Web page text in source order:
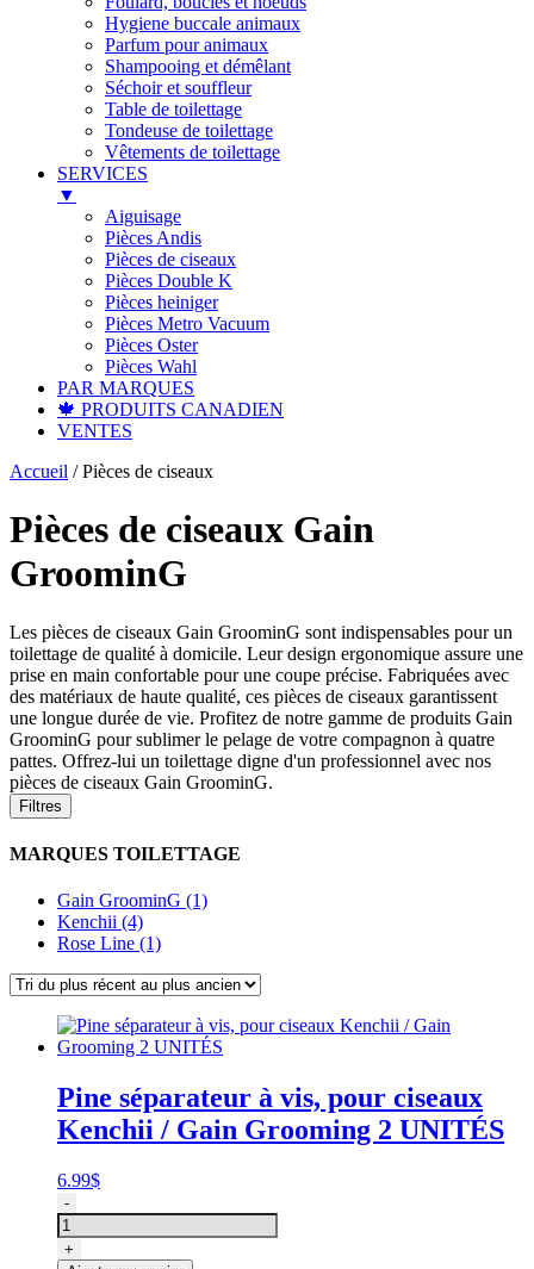
Hygiene buccale animaux
Parfum pour animaux
Shampooing et démêlant
Séchoir et souffleur
Table de toilettage
Tondeuse de toilettage
Vêtements de toilettage
SERVICES
▼
Aiguisage
Pièces Andis
Pièces de ciseaux
Pièces Double K
Pièces heiniger
Pièces Metro Vacuum
Pièces Oster
Pièces Wahl
PAR MARQUES
🍁 PRODUITS CANADIEN
VENTES
Accueil /Pièces de ciseaux
Pièces de ciseaux Gain
GroominG
Les pièces de ciseaux Gain GroominG sont indispensables pour un
toilettage de qualité à domicile. Leur design ergonomique assure une
prise en main confortable pour une coupe précise. Fabriquées avec
des matériaux de haute qualité, ces pièces de ciseaux garantissent
une longue durée de vie. Profitez de notre gamme de produits Gain
GroominG pour sublimer le pelage de votre compagnon à quatre
pattes. Offrez-lui un toilettage digne d'un professionnel avec nos
pièces de ciseaux Gain GroominG.
Filtres
MARQUES TOILETTAGE
Gain GroominG (1)
Kenchii (4)
Rose Line (1)
Pine séparateur à vis, pour ciseaux
Kenchii / Gain Grooming 2 UNITÉS
6.99$
quantité
de
Pine
-
+